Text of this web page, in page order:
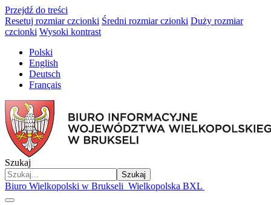
Przejdź do treści
Resetuj rozmiar czcionki Średni rozmiar czionki Duży rozmiar
czcionki Wysoki kontrast
Polski
English
Deutsch
Français
Szukaj
Szukaj
Biuro Wielkopolski w Brukseli Wielkopolska BXL